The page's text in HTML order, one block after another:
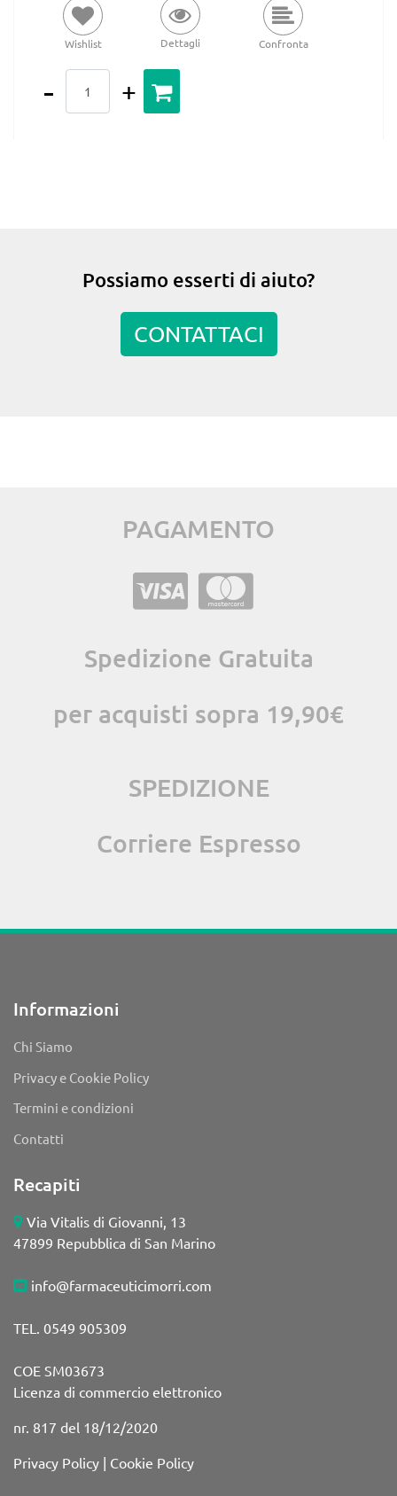
Wishlist Dettagli Confronta
Possiamo esserti di aiuto?
CONTATTACI
PAGAMENTO
Spedizione Gratuita
per acquisti sopra 19,90€
SPEDIZIONE
Corriere Espresso
Informazioni
Chi Siamo
Privacy e Cookie Policy
Termini e condizioni
Contatti
Recapiti
Via Vitalis di Giovanni, 13
47899 Repubblica di San Marino
info@farmaceuticimorri.com
TEL. 0549 905309
COE SM03673
Licenza di commercio elettronico
nr. 817 del 18/12/2020
Privacy Policy | Cookie Policy